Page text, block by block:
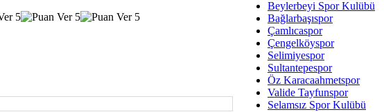
Hukukun
İmar Sorunlarının Genel
Beylerbeyi Spor Kulübü
Bağlarbaşıspor
Çamlıcaspor
Çengelköyspor
Selimiyespor
Sultantepespor
Öz Karacaahmetspor
Valide Tayfunspor
Selamsız Spor Kulübü